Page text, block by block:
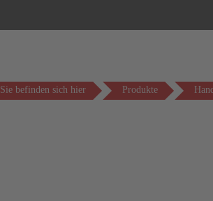
Sie befinden sich hier Produkte